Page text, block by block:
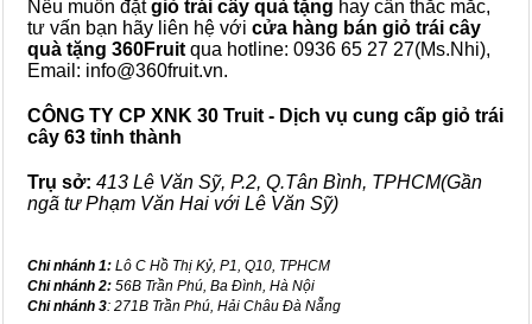
Nếu muốn đặtgiỏ trái cây quà tặng hay cần thắc mắc,
tư vấn bạn hãy liên hệ với cửa hàng bán giỏ trái cây
quà tặng 360Fruit qua hotline: 0936 65 27 27(Ms.Nhi),
Email: info@360fruit.vn.
CÔNG TY CP XNK 30 Truit - Dịch vụ cung cấp giỏ trái
cây 63 tỉnh thành
Trụ sở: 413 Lê Văn Sỹ, P.2, Q.Tân Bình, TPHCM(Gần
ngã tư Phạm Văn Hai với Lê Văn Sỹ)
Chi nhánh 1: Lô C Hồ Thị Kỷ, P1, Q10, TPHCM
Chi nhánh 2: 56B Trần Phú, Ba Đình, Hà Nội
Chi nhánh 3: 271B Trần Phú, Hải Châu Đà Nẵng